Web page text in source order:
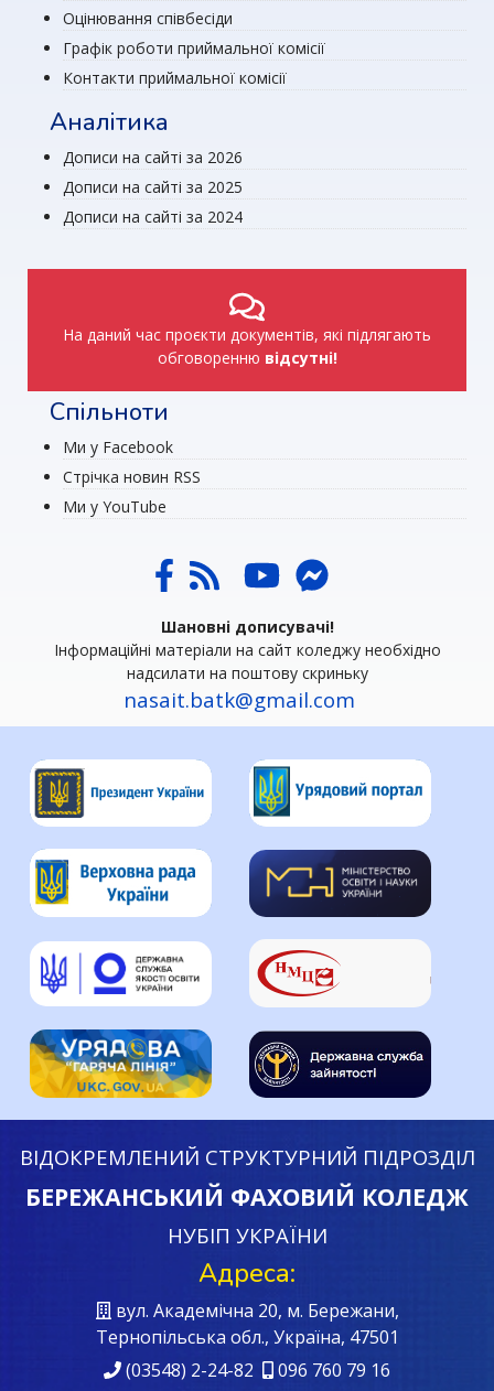
Оцінювання співбесіди
Графік роботи приймальної комісії
Контакти приймальної комісії
Аналітика
Дописи на сайті за 2026
Дописи на сайті за 2025
Дописи на сайті за 2024
На даний час проєкти документів, які підлягають
обговоренню відсутні!
Спільноти
Ми у Facebook
Стрічка новин RSS
Ми у YouTube
Шановні дописувачі!
Інформаційні матеріали на сайт коледжу необхідно
надсилати на поштову скриньку
nasait.batk@gmail.com
ВІДОКРЕМЛЕНИЙ СТРУКТУРНИЙ ПІДРОЗДІЛ
БЕРЕЖАНСЬКИЙ ФАХОВИЙ КОЛЕДЖ
НУБІП УКРАЇНИ
Адреса:
вул. Академічна 20, м. Бережани,
Тернопільська обл., Україна, 47501
(03548) 2-24-82
096 760 79 16